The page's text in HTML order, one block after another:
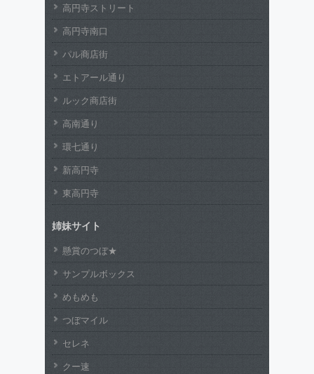
高円寺ストリート
高円寺南口
パル商店街
エトアール通り
ルック商店街
高南通り
環七通り
新高円寺
東高円寺
姉妹サイト
懸賞のつぼ★
サンプルボックス
めもめも
つぼマイル
セレネ
クー速